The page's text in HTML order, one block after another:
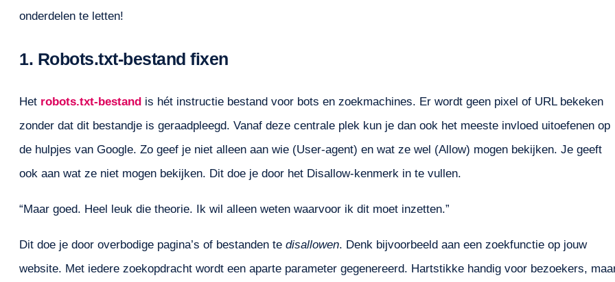
onderdelen te letten!
1. Robots.txt-bestand fixen
Het robots.txt-bestand is hét instructie bestand voor bots en zoekmachines. Er wordt geen pixel of URL bekeken
zonder dat dit bestandje is geraadpleegd. Vanaf deze centrale plek kun je dan ook het meeste invloed uitoefenen op
de hulpjes van Google. Zo geef je niet alleen aan wie (User-agent) en wat ze wel (Allow) mogen bekijken. Je geeft
ook aan wat ze niet mogen bekijken. Dit doe je door het Disallow-kenmerk in te vullen.
“Maar goed. Heel leuk die theorie. Ik wil alleen weten waarvoor ik dit moet inzetten.”
Dit doe je door overbodige pagina’s of bestanden te disallowen. Denk bijvoorbeeld aan een zoekfunctie op jouw
website. Met iedere zoekopdracht wordt een aparte parameter gegenereerd. Hartstikke handig voor bezoekers,